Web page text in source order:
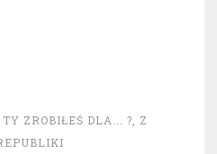
TY ZROBIŁEŚ DLA... ?, Z